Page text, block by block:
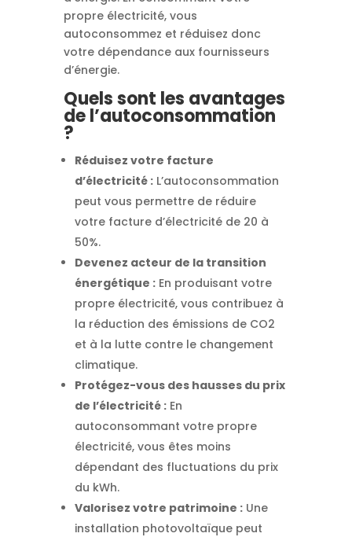
propre électricité, vous
autoconsommez et réduisez donc
votre dépendance aux fournisseurs
d’énergie.
Quels sont les avantages
de l’autoconsommation
?
Réduisez votre facture
d’électricité :L’autoconsommation
peut vous permettre de réduire
votre facture d’électricité de 20 à
50%.
Devenez acteur de la transition
énergétique :En produisant votre
propre électricité, vous contribuez à
la réduction des émissions de CO2
et à la lutte contre le changement
climatique.
Protégez-vous des hausses du prix
de l’électricité :En
autoconsommant votre propre
électricité, vous êtes moins
dépendant des fluctuations du prix
du kWh.
Valorisez votre patrimoine :Une
installation photovoltaïque peut